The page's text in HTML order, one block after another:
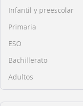
Infantil y preescolar
Primaria
ESO
Bachillerato
Adultos